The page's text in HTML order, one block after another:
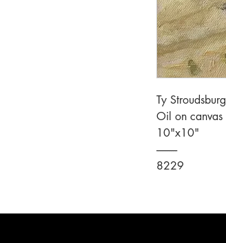
Ty Stroudsburg
Oil on canvas
10"x10"
----------
8229